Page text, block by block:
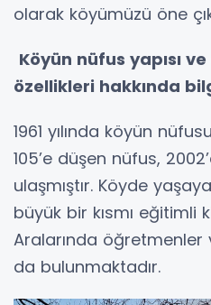
olarak köyümüzü öne
Köyün nüfus yapısı
özellikleri hakkında
1961 yılında köyün
105’e düşen nüfus,
ulaşmıştır. Köyde
büyük bir kısmı eğitimli
Aralarında öğretmenler
da bulunmaktadır.